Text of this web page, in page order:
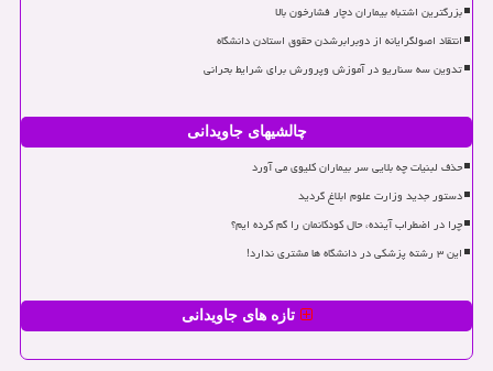
بزرگترین اشتباه بیماران دچار فشارخون بالا
انتقاد اصولگرایانه از دوبرابرشدن حقوق استادن دانشگاه
تدوین سه سناریو در آموزش وپرورش برای شرایط بحرانی
چالشیهای جاویدانی
حذف لبنیات چه بلایی سر بیماران کلیوی می آورد
دستور جدید وزارت علوم ابلاغ گردید
چرا در اضطراب آینده، حال کودکانمان را گم کرده ایم؟
این ۳ رشته پزشکی در دانشگاه ها مشتری ندارد!
تازه های جاویدانی